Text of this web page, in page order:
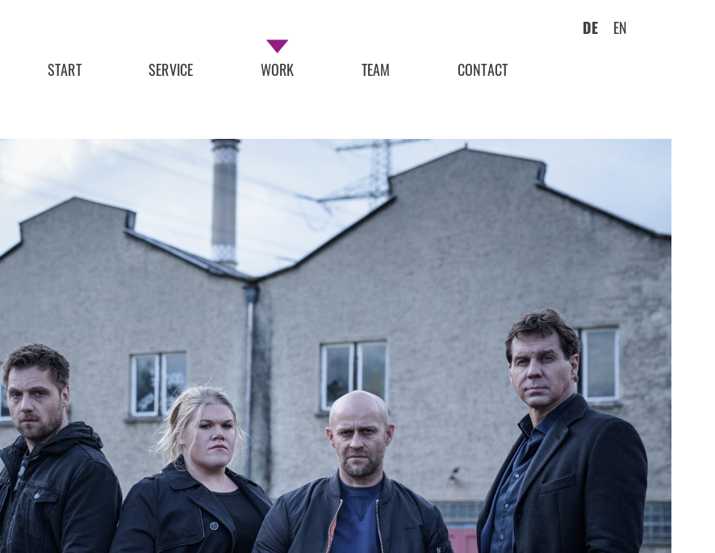
DE EN
START SERVICE WORK TEAM CONTACT